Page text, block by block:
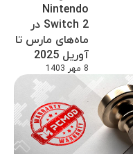
Nintendo
Switch 2 در
ماه‌های مارس تا
آوریل 2025
8 مهر 1403